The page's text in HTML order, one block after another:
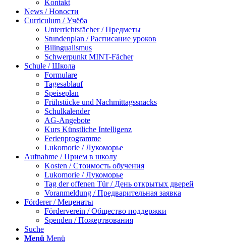
Kontakt
News / Новости
Curriculum / Учёба
Unterrichtsfächer / Предметы
Stundenplan / Расписание уроков
Bilingualismus
Schwerpunkt MINT-Fächer
Schule / Школа
Formulare
Tagesablauf
Speiseplan
Frühstücke und Nachmittagssnacks
Schulkalender
AG-Angebote
Kurs Künstliche Intelligenz
Ferienprogramme
Lukomorie / Лукоморье
Aufnahme / Прием в школу
Kosten / Стоимость обучения
Lukomorie / Лукоморье
Tag der offenen Tür / День открытых дверей
Voranmeldung / Предварительная заявка
Förderer / Меценаты
Förderverein / Общество поддержки
Spenden / Пожертвования
Suche
Menü Menü